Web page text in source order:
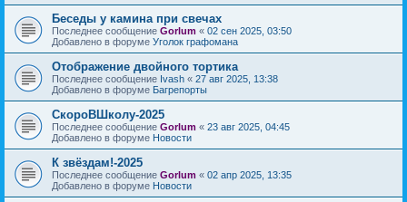
Беседы у камина при свечах
Последнее сообщение Gorlum « 02 сен 2025, 03:50
Добавлено в форуме Уголок графомана
Отображение двойного тортика
Последнее сообщение Ivash « 27 авг 2025, 13:38
Добавлено в форуме Багрепорты
СкороВШколу-2025
Последнее сообщение Gorlum « 23 авг 2025, 04:45
Добавлено в форуме Новости
К звёздам!-2025
Последнее сообщение Gorlum « 02 апр 2025, 13:35
Добавлено в форуме Новости